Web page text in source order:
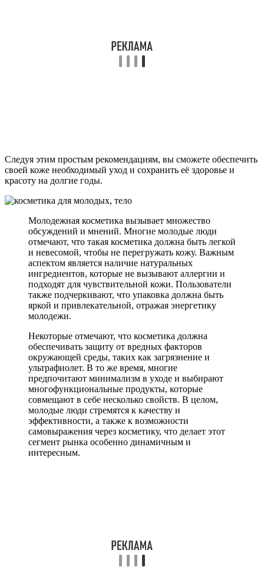
Следуя этим простым рекомендациям, вы сможете обеспечить
своей коже необходимый уход и сохранить её здоровье и
красоту на долгие годы.
Молодежная косметика вызывает множество
обсуждений и мнений. Многие молодые люди
отмечают, что такая косметика должна быть легкой
и невесомой, чтобы не перегружать кожу. Важным
аспектом является наличие натуральных
ингредиентов, которые не вызывают аллергии и
подходят для чувствительной кожи. Пользователи
также подчеркивают, что упаковка должна быть
яркой и привлекательной, отражая энергетику
молодежи.
Некоторые отмечают, что косметика должна
обеспечивать защиту от вредных факторов
окружающей среды, таких как загрязнение и
ультрафиолет. В то же время, многие
предпочитают минимализм в уходе и выбирают
многофункциональные продукты, которые
совмещают в себе несколько свойств. В целом,
молодые люди стремятся к качеству и
эффективности, а также к возможности
самовыражения через косметику, что делает этот
сегмент рынка особенно динамичным и
интересным.